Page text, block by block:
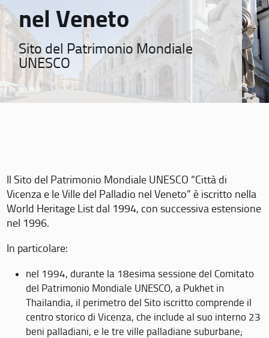
nel Veneto
Sito del Patrimonio Mondiale
UNESCO
Il Sito del Patrimonio Mondiale UNESCO “Città di
Vicenza e le Ville del Palladio nel Veneto” è iscritto nella
World Heritage List dal 1994, con successiva estensione
nel 1996.
In particolare:
nel 1994, durante la 18esima sessione del Comitato
del Patrimonio Mondiale UNESCO, a Pukhet in
Thailandia, il perimetro del Sito iscritto comprende il
centro storico di Vicenza, che include al suo interno 23
beni palladiani, e le tre ville palladiane suburbane;